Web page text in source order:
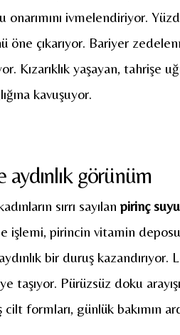
onarımını ivmelendiriyor.
öne çıkarıyor. Bariyer
Kızarıklık yaşayan, tahrişe
kavuşuyor.
aydınlık görünüm
sırrı sayılan pirinç suyu
işlemi, pirincin vitamin
bir duruş kazandırıyor.
taşıyor. Pürüzsüz doku
formları, günlük bakımın